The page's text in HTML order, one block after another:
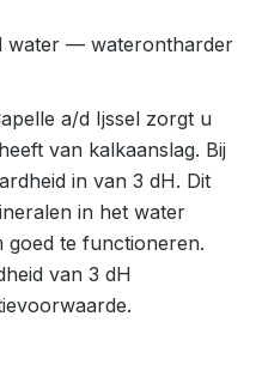
water — waterontharder
a/d Ijssel zorgt u
van kalkaanslag. Bij
in van 3 dH. Dit
in het water
te functioneren.
van 3 dH